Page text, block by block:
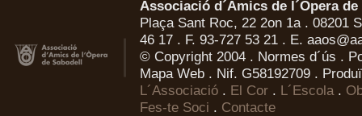
Associació d´Amics de l´Òpera
Plaça Sant Roc, 22 2on 1a . 08201
46 17 . F. 93-727 53 21 . E.
© Copyright 2004 . Normes d´ús .
Mapa Web . Nif. G58192709 .
L´Associació . El Cor . L´Escola.
Fes-te Soci . Contacte